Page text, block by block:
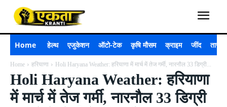
Home हेल्थ एजुकेशन ऑटो-टेक कृषि मौसम क्राइम जींद ताजा
Home हरियाणा Holi Haryana Weather: हरियाणा में मार्च में तेज गर्मी, नारनौल 33 डिग्री...
Holi Haryana Weather: हरियाणा
में मार्च में तेज गर्मी, नारनौल 33 डिग्री